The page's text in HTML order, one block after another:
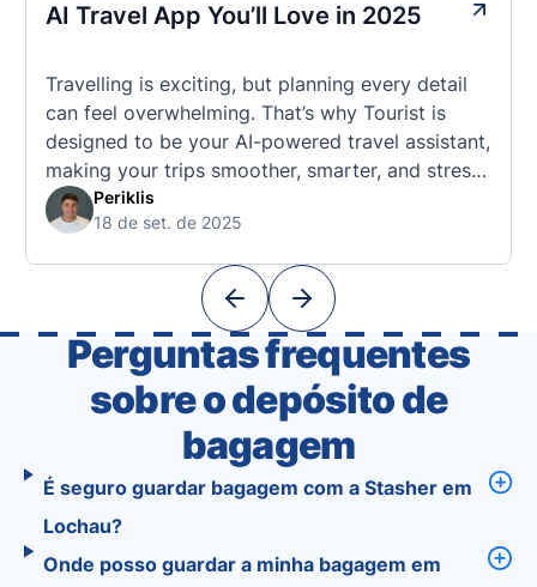
AI Travel App You’ll Love in 2025
Travelling is exciting, but planning every detail
can feel overwhelming. That’s why Tourist is
designed to be your AI-powered travel assistant,
making your trips smoother, smarter, and stress-
free. 🧭 What Makes the Tourist App Unique?
Unlike standard travel apps, Tourist combines
With Tourist, your trip planning becomes as
Periklis
18 de set. de 2025
Perguntas frequentes
sobre o depósito de
bagagem
É seguro guardar bagagem com a Stasher em
Lochau?
Onde posso guardar a minha bagagem em